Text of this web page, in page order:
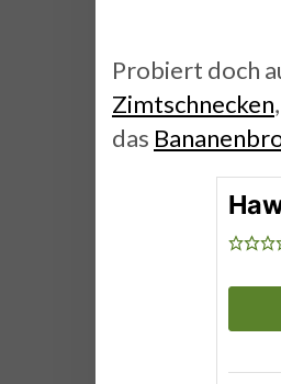
Probiert doch
Zimtschnecken
das